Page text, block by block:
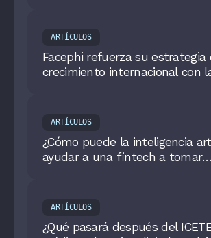
ARTÍCULOS
Facephi refuerza su estrategia
crecimiento internacional con
ARTÍCULOS
¿Cómo puede la inteligencia
ayudar a una fintech a tomar
ARTÍCULOS
¿Qué pasará después del